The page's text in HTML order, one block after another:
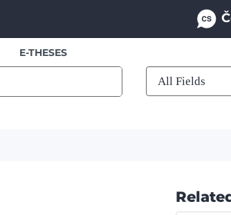
E-THESES